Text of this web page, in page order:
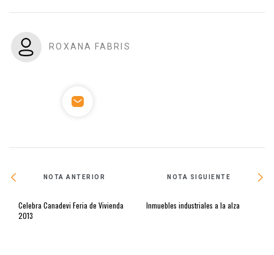
ROXANA FABRIS
NOTA ANTERIOR
Celebra Canadevi Feria de Vivienda
2013
NOTA SIGUIENTE
Inmuebles industriales a la alza